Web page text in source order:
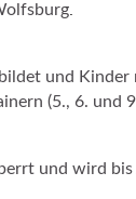
.
und Kinder
(5., 6. und
und wird